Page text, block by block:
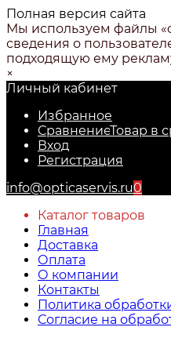
Полная версия сайта
Мы используем файлы
сведения о
подходящую ему
×
Личный кабинет
Избранное
СравнениеТовар в
Вход
Регистрация
info@opticaservis.ru0
Каталог товаров
Главная
Доставка
Оплата
О компании
Контакты
Политика
Согласие на